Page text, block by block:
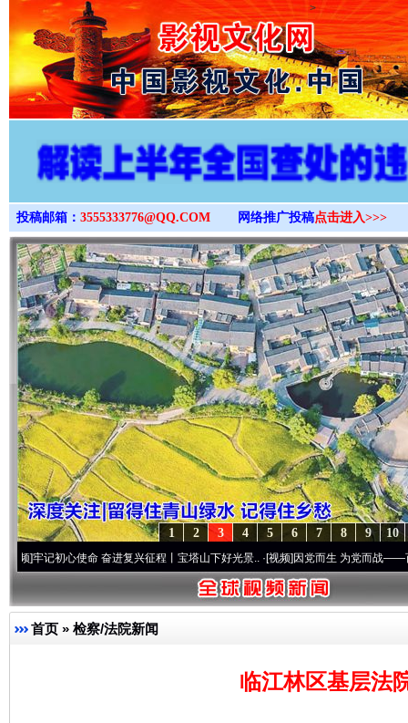
>
投稿邮箱： 3555333776@QQ.COM 网络推广投稿点击进入>>>
10
9
8
7
6
5
4
3
2
1
使命 奋进复兴征程丨宝塔山下好光景..·[视频]因党而生 为党而战——百年“纪”事⑧
首页 » 检察/法院新闻
临江林区基层法